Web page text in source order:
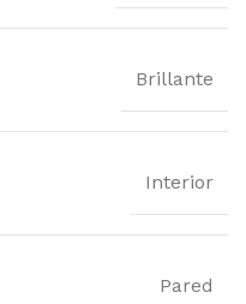
Brillante
Interior
Pared